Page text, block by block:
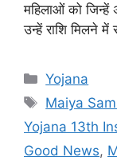
महिलाओं को
उन्हें राशि मिलने
Categories
Yojana
Tags
Maiya
Yojana 13th
Good News,